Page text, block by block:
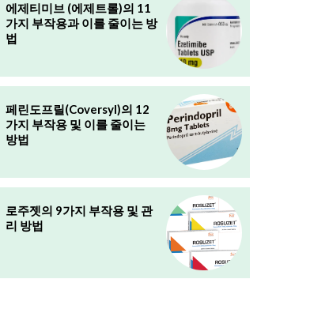
에제티미브 (에제트롤)의 11
가지 부작용과 이를 줄이는 방
법
페린도프릴(Coversyl)의 12
가지 부작용 및 이를 줄이는
방법
로주젯의 9가지 부작용 및 관
리 방법